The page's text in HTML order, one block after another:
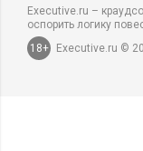
Executive.ru –
оспорить логику
18+
Executive.ru ©